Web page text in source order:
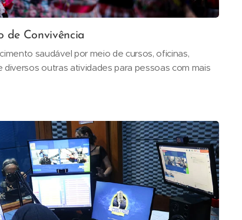
de Convivência
saudável por meio de cursos, oficinas,
diversos outras atividades para pessoas com mais